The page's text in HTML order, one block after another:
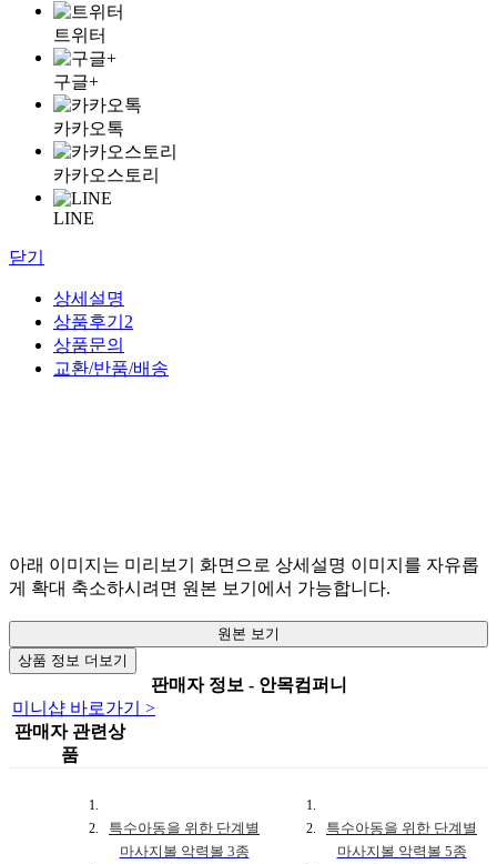
트위터
구글+
카카오톡
카카오스토리
LINE
닫기
상세설명
상품후기 2
상품문의
교환/반품/배송
아래 이미지는 미리보기 화면으로 상세설명 이미지를 자유롭
게 확대 축소하시려면 원본 보기에서 가능합니다.
원본 보기
상품 정보 더보기
판매자 정보 - 안목컴퍼니
미니샵 바로가기 >
판매자 관련상
품
특수아동을 위한 단계별
마사지볼 악력볼 3종
특수아동을 위한 단계별
마사지볼 악력볼 5종